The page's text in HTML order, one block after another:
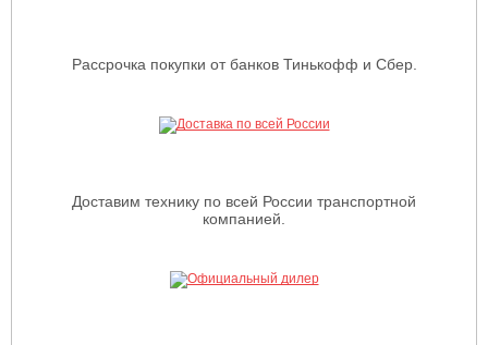
Рассрочка покупки от банков Тинькофф и Сбер.
Доставим технику по всей России транспортной
компанией.